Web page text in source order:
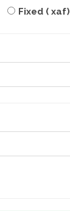
Fixed ( xaf)